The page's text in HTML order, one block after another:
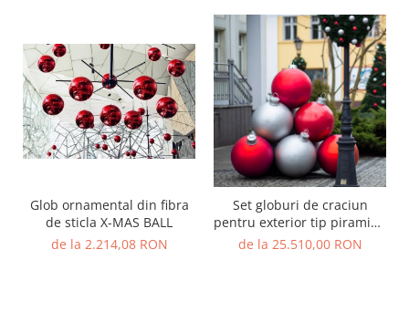
Glob ornamental din fibra
de sticla X-MAS BALL
de la 2.214,08 RON
Set globuri de craciun
pentru exterior tip piramida
din 10 Globuri - X-MAS
de la 25.510,00 RON